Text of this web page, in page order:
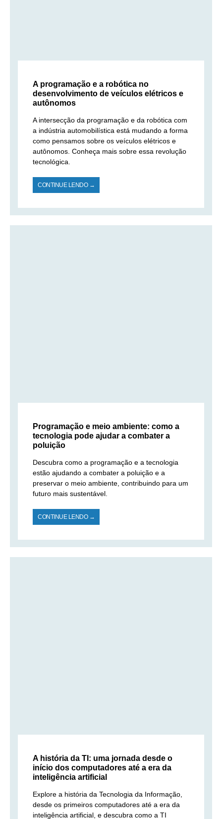
A programação e a robótica no
desenvolvimento de veículos elétricos e
autônomos
A intersecção da programação e da robótica com
a indústria automobilística está mudando a forma
como pensamos sobre os veículos elétricos e
autônomos. Conheça mais sobre essa revolução
tecnológica.
CONTINUE LENDO →
Programação e meio ambiente: como a
tecnologia pode ajudar a combater a
poluição
Descubra como a programação e a tecnologia
estão ajudando a combater a poluição e a
preservar o meio ambiente, contribuindo para um
futuro mais sustentável.
CONTINUE LENDO →
A história da TI: uma jornada desde o
início dos computadores até a era da
inteligência artificial
Explore a história da Tecnologia da Informação,
desde os primeiros computadores até a era da
inteligência artificial, e descubra como a TI